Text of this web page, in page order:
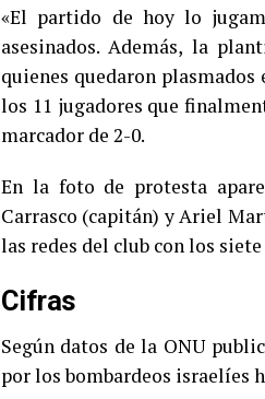
«El partido de hoy lo
asesinados. Además, la
quienes quedaron
los 11 jugadores que
marcador de 2-0.
En la foto de protesta
Carrasco (capitán) y Ariel
las redes del club con los
Cifras
Según datos de la ONU
por los bombardeos israelíes